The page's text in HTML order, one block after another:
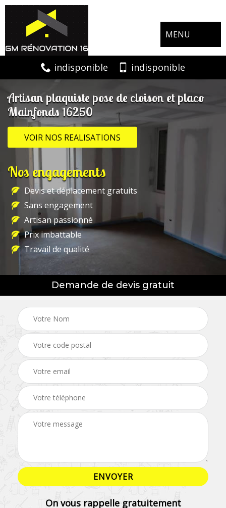
MENU
indisponible indisponible
Artisan plaquiste pose de cloison et placo
Mainfonds 16250
VOIR NOS REALISATIONS
Nos engagements
Devis et déplacement gratuits
Sans engagement
Artisan passionné
Prix imbattable
Travail de qualité
Demande de devis gratuit
On vous rappelle gratuitement